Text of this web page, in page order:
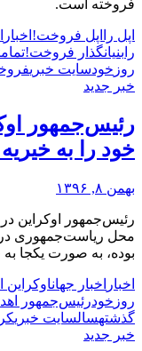
فروخته است.
اپل را اپل فروخت! اخبار
را بنیانگذار فروخت!تمام
روز خودسایت خبری
خبر جدید
رئیس‌جمهور
خود را به
بهمن ۸, ۱۳۹۶
رئیس‌جمهور اوکراین
بوده، به صورت یکجا به
اخبار اخبار جهاناوکراین
روز خودرئیس‌جمهور اهدا
گذشتهسالسایت خبری
خبر جدید